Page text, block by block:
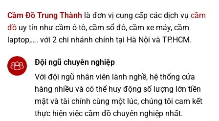
Cầm Đồ Trung Thành là đơn vị cung cấp các dịch vụ cầm
đồ uy tín như cầm ô tô, cầm sổ đỏ, cầm xe máy, cầm
laptop,…. với 2 chi nhánh chính tại Hà Nội và TP.HCM.
Đội ngũ chuyên nghiệp
Với đội ngũ nhân viên lành nghề, hệ thống cửa
hàng nhiều và có thể huy động số lượng lớn tiền
mặt và tài chính cùng một lúc, chúng tôi cam kết
thực hiện việc cầm đồ chuyên nghiệp nhất.